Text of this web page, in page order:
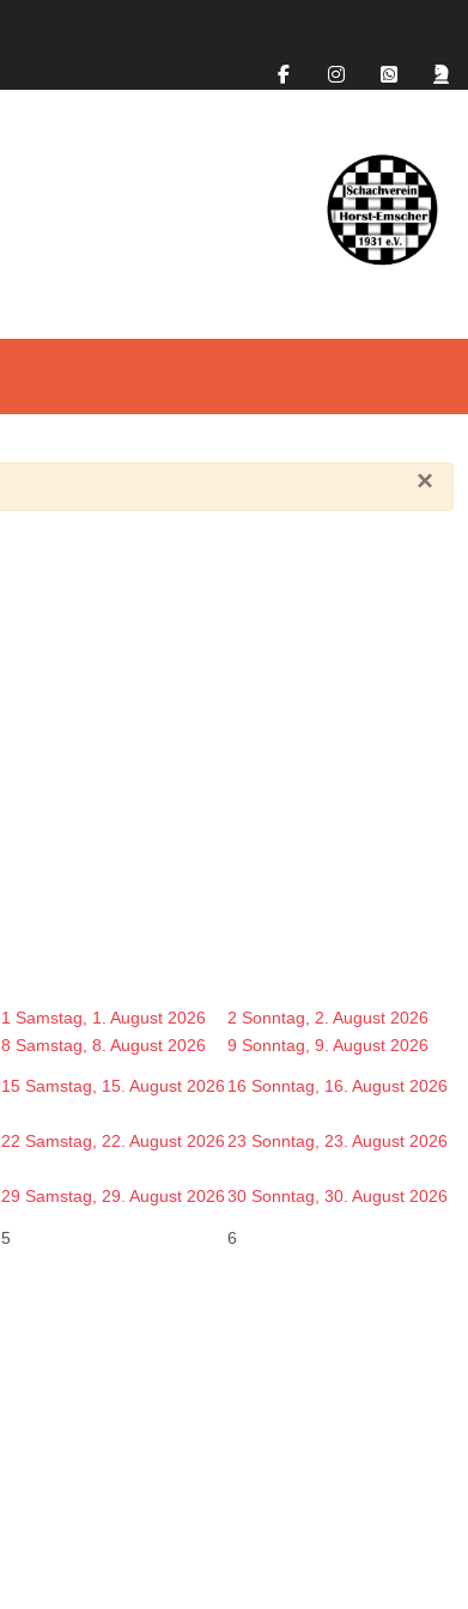
×
1 Samstag, 1. August 2026 2 Sonntag, 2. August 2026
8 Samstag, 8. August 2026 9 Sonntag, 9. August 2026
15 Samstag, 15. August 2026 16 Sonntag, 16. August 2026
22 Samstag, 22. August 2026 23 Sonntag, 23. August 2026
29 Samstag, 29. August 202630 Sonntag, 30. August 2026
5
6